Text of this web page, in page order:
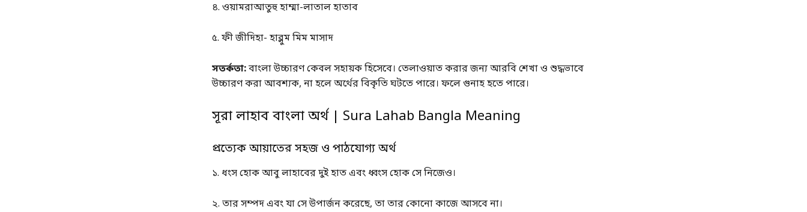
৪. ওয়ামরাআতুহু হাম্মা-লাতাল হাতাব
৫. ফী জীদিহা- হাব্লুম মিম মাসাদ
সতর্কতা:বাংলা উচ্চারণ কেবল সহায়ক হিসেবে। তেলাওয়াত করার জন্য আরবি শেখা ও শুদ্ধভাবে
উচ্চারণ করা আবশ্যক, না হলে অর্থের বিকৃতি ঘটতে পারে। ফলে গুনাহ হতে পারে।
সূরা লাহাব বাংলা অর্থ | Sura Lahab Bangla Meaning
প্রত্যেক আয়াতের সহজ ও পাঠযোগ্য অর্থ
১. ধংস হোক আবু লাহাবের দুই হাত এবং ধ্বংস হোক সে নিজেও।
২. তার সম্পদ এবং যা সে উপার্জন করেছে, তা তার কোনো কাজে আসবে না।